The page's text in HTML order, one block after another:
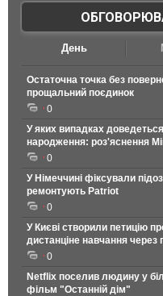
День
Остаточна точка без
прощальний поєдинок
0
У яких випадках
народження: роз'яснення
0
У Німеччині фіксували
ремонтують Patriot
0
У Києві створили петицію
дистанціне навчання через
0
Netflix поселив людину у
фільм "Останній дім"